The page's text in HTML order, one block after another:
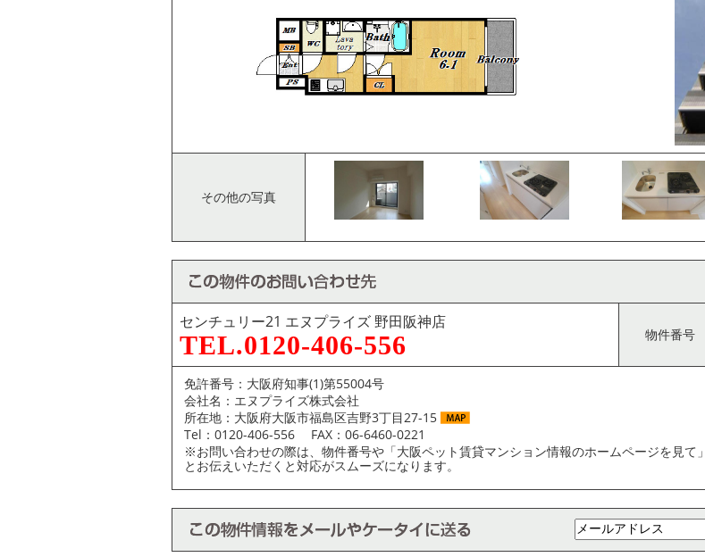
その他の写真
センチュリー21 エヌプライズ 野田阪神店
TEL.0120-406-556 物件番号
免許番号：大阪府知事(1)第55004号
会社名：エヌプライズ株式会社
所在地：大阪府大阪市福島区吉野3丁目27-15
Tel：0120-406-556 FAX：06-6460-0221
※お問い合わせの際は、物件番号や「大阪ペット賃貸マンション情報のホームページを見て」
とお伝えいただくと対応がスムーズになります。